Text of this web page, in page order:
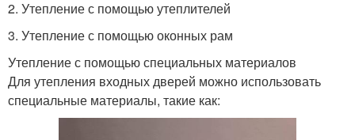
2. Утепление с помощью утеплителей
3. Утепление с помощью оконных рам
Утепление с помощью специальных материалов
Для утепления входных дверей можно использовать
специальные материалы, такие как: